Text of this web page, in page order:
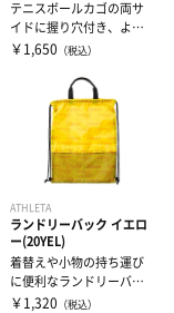
テニスボールカゴの両サ
イドに握り穴付き、より
扱いやすくなりました。
￥1,650 （税込）
ATHLETA
ランドリーバック イエロ
ー(20YEL)
着替えや小物の持ち運び
に便利なランドリーバッ
グです
￥1,320 （税込）